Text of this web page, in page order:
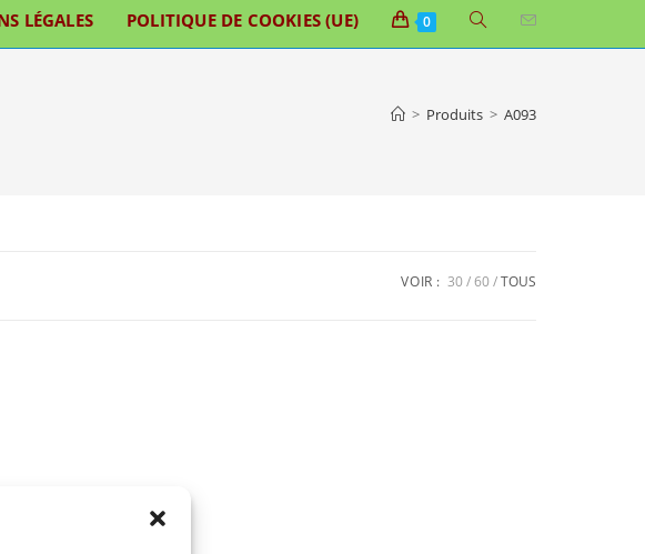
LÉGALES POLITIQUE DE COOKIES (UE) 0
TOGGLE
> Produits > A093
VOIR : 30 60 TOUS